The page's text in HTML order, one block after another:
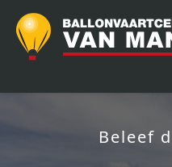
Beleef